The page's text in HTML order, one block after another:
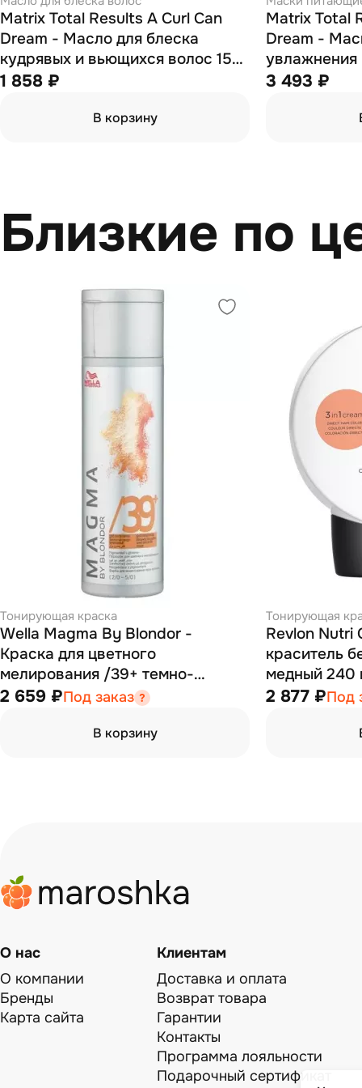
Matrix Total Results A Curl Can
Dream - Масло для блеска
кудрявых и вьющихся волос 150
мл
1 858 ₽
В корзину
Matrix Total
Dream -
увлажнения
вьющихся
3 493 ₽
Близкие по
Тонирующая краска
Wella Magma By Blondor -
Краска для цветного
мелирования /39+ темно-
золотистый сандрэ 120 г
2 659 ₽Под заказ
В корзину
Тонирующая
Revlon Nutri
краситель
медный 240
2 877 ₽Под
О нас
О компании
Бренды
Карта сайта
Клиентам
Доставка и оплата
Возврат товара
Гарантии
Контакты
Программа лояльности
Подарочный сертификат